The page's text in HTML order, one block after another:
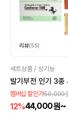
리뷰(55)
세트상품 / 성기능
발기부전 인기 3종
멤버십 할인가50,000
12%44,000원~